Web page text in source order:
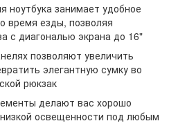
ноутбука занимает удобное
время езды, позволяя
с диагональю экрана до 16"
позволяют увеличить
элегантную сумку во
рюкзак
делают вас хорошо
освещенности под любым